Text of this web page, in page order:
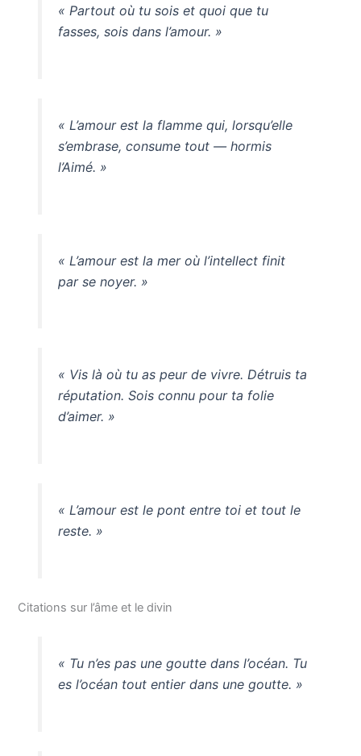
« Partout où tu sois et quoi que tu
fasses, sois dans l’amour. »
« L’amour est la flamme qui, lorsqu’elle
s’embrase, consume tout — hormis
l’Aimé. »
« L’amour est la mer où l’intellect finit
par se noyer. »
« Vis là où tu as peur de vivre. Détruis ta
réputation. Sois connu pour ta folie
d’aimer. »
« L’amour est le pont entre toi et tout le
reste. »
Citations sur l’âme et le divin
« Tu n’es pas une goutte dans l’océan. Tu
es l’océan tout entier dans une goutte. »